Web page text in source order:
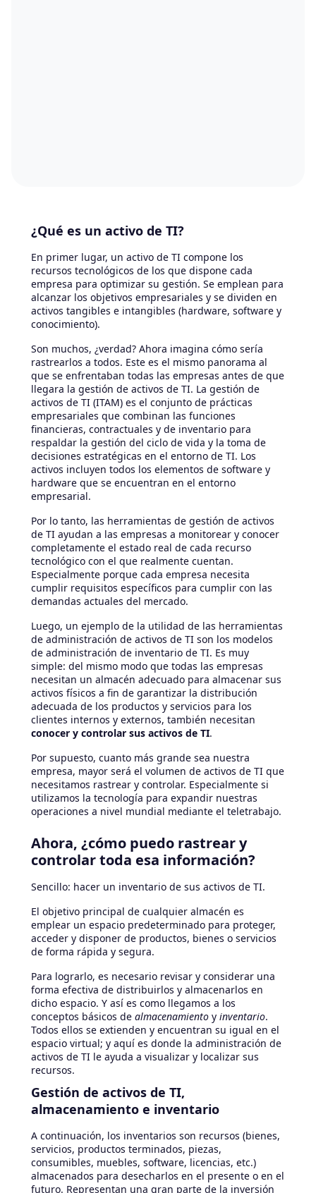
¿Qué es un activo de TI?
En primer lugar, un activo de TI compone los
recursos tecnológicos de los que dispone cada
empresa para optimizar su gestión. Se emplean para
alcanzar los objetivos empresariales y se dividen en
activos tangibles e intangibles (hardware, software y
conocimiento).
Son muchos, ¿verdad? Ahora imagina cómo sería
rastrearlos a todos. Este es el mismo panorama al
que se enfrentaban todas las empresas antes de que
llegara la gestión de activos de TI. La gestión de
activos de TI (ITAM) es el conjunto de prácticas
empresariales que combinan las funciones
financieras, contractuales y de inventario para
respaldar la gestión del ciclo de vida y la toma de
decisiones estratégicas en el entorno de TI. Los
activos incluyen todos los elementos de software y
hardware que se encuentran en el entorno
empresarial.
Por lo tanto, las herramientas de gestión de activos
de TI ayudan a las empresas a monitorear y conocer
completamente el estado real de cada recurso
tecnológico con el que realmente cuentan.
Especialmente porque cada empresa necesita
cumplir requisitos específicos para cumplir con las
demandas actuales del mercado.
Luego, un ejemplo de la utilidad de las herramientas
de administración de activos de TI son los modelos
de administración de inventario de TI. Es muy
simple: del mismo modo que todas las empresas
necesitan un almacén adecuado para almacenar sus
activos físicos a fin de garantizar la distribución
adecuada de los productos y servicios para los
clientes internos y externos, también necesitan
conocer y controlar sus activos de TI.
Por supuesto, cuanto más grande sea nuestra
empresa, mayor será el volumen de activos de TI que
necesitamos rastrear y controlar. Especialmente si
utilizamos la tecnología para expandir nuestras
operaciones a nivel mundial mediante el teletrabajo.
Ahora, ¿cómo puedo rastrear y
controlar toda esa información?
Sencillo: hacer un inventario de sus activos de TI.
El objetivo principal de cualquier almacén es
emplear un espacio predeterminado para proteger,
acceder y disponer de productos, bienes o servicios
de forma rápida y segura.
Para lograrlo, es necesario revisar y considerar una
forma efectiva de distribuirlos y almacenarlos en
dicho espacio. Y así es como llegamos a los
conceptos básicos de almacenamiento y inventario.
Todos ellos se extienden y encuentran su igual en el
espacio virtual; y aquí es donde la administración de
activos de TI le ayuda a visualizar y localizar sus
recursos.
Gestión de activos de TI,
almacenamiento e inventario
A continuación, los inventarios son recursos (bienes,
servicios, productos terminados, piezas,
consumibles, muebles, software, licencias, etc.)
almacenados para desecharlos en el presente o en el
futuro. Representan una gran parte de la inversión